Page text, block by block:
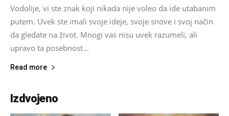
Vodolije, vi ste znak koji nikada nije voleo da ide utabanim
putem. Uvek ste imali svoje ideje, svoje snove i svoj način
da gledate na život. Mnogi vas nisu uvek razumeli, ali
upravo ta posebnost...
Read more
Izdvojeno